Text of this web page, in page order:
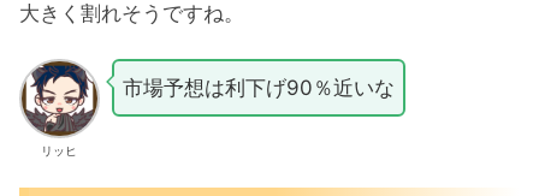
大きく割れそうですね。
リッヒ
市場予想は利下げ90％近いな